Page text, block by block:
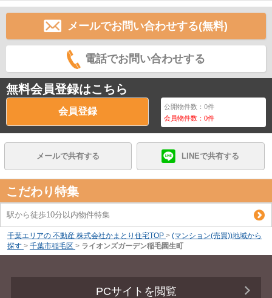
メールでお問い合わせする(無料)
電話でお問い合わせする
無料会員登録はこちら
会員登録 公開物件数：0件
会員物件数：0件
メールで共有する LINEで共有する
こだわり特集
駅から徒歩10分以内物件特集
千葉エリアの 不動産 株式会社かまとり住宅TOP > (マンション(売買))地域から
探す > 千葉市稲毛区 > ライオンズガーデン稲毛園生町
PCサイトを閲覧